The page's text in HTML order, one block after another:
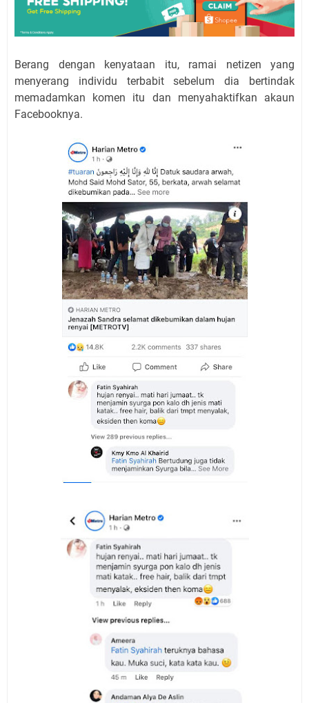
Berang dengan kenyataan itu, ramai netizen yang
menyerang individu terbabit sebelum dia bertindak
memadamkan komen itu dan menyahaktifkan akaun
Facebooknya.